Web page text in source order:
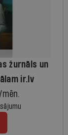
žurnāls un
ir.lv
mēn.